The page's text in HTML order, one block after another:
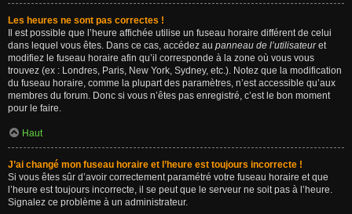
Les heures ne sont pas correctes !
Il est possible que l’heure affichée utilise un fuseau horaire différent de celui
dans lequel vous êtes. Dans ce cas, accédez au panneau de l’utilisateuret
modifiez le fuseau horaire afin qu’il corresponde à la zone où vous vous
trouvez (ex : Londres, Paris, New York, Sydney, etc.). Notez que la modification
du fuseau horaire, comme la plupart des paramètres, n’est accessible qu’aux
membres du forum. Donc si vous n’êtes pas enregistré, c’est le bon moment
pour le faire.
Haut
J’ai changé mon fuseau horaire et l’heure est toujours incorrecte !
Si vous êtes sûr d’avoir correctement paramétré votre fuseau horaire et que
l’heure est toujours incorrecte, il se peut que le serveur ne soit pas à l’heure.
Signalez ce problème à un administrateur.